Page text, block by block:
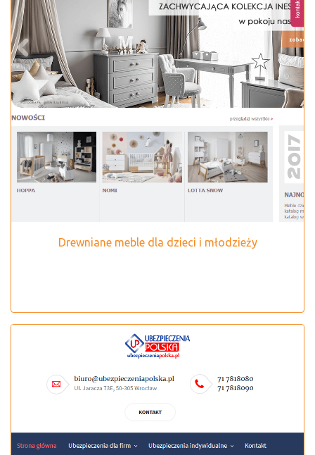
Drewniane meble dla dzieci i młodzieży